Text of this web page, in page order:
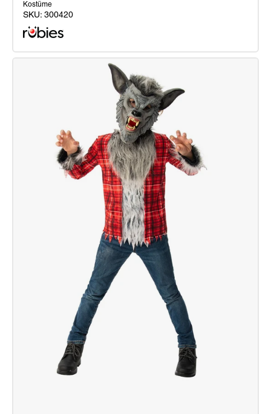
Werwolf
Kostüme
SKU: 300420